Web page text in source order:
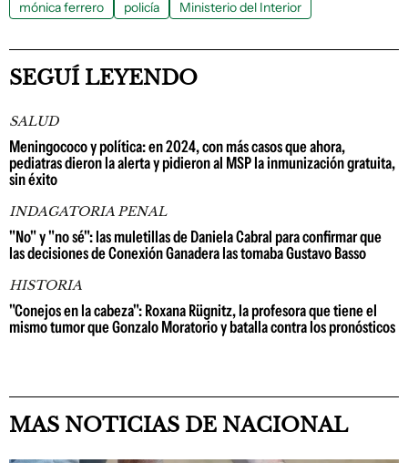
mónica ferrero policía Ministerio del Interior
SEGUÍ LEYENDO
SALUD
Meningococo y política: en 2024, con más casos que ahora,
pediatras dieron la alerta y pidieron al MSP la inmunización gratuita,
sin éxito
INDAGATORIA PENAL
"No" y "no sé": las muletillas de Daniela Cabral para confirmar que
las decisiones de Conexión Ganadera las tomaba Gustavo Basso
HISTORIA
"Conejos en la cabeza": Roxana Rügnitz, la profesora que tiene el
mismo tumor que Gonzalo Moratorio y batalla contra los pronósticos
MAS NOTICIAS DE NACIONAL